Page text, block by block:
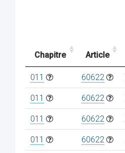
Chapitre Article
011 60622
011 60622
011 60622
011 60622